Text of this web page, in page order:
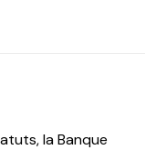
la Banque